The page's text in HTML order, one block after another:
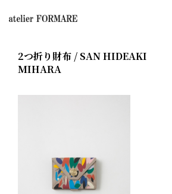
2つ折り財布 / SAN HIDEAKI
MIHARA